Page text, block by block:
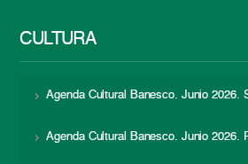
CULTURA
Agenda Cultural Banesco. Junio 2026.
Agenda Cultural Banesco. Junio 2026.